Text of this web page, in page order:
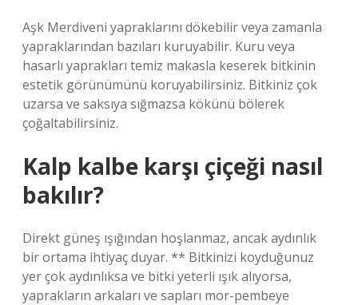
Aşk Merdiveni yapraklarını dökebilir veya zamanla
yapraklarından bazıları kuruyabilir. Kuru veya
hasarlı yaprakları temiz makasla keserek bitkinin
estetik görünümünü koruyabilirsiniz. Bitkiniz çok
uzarsa ve saksıya sığmazsa kökünü bölerek
çoğaltabilirsiniz.
Kalp kalbe karşı çiçeği nasıl
bakılır?
Direkt güneş ışığından hoşlanmaz, ancak aydınlık
bir ortama ihtiyaç duyar. ** Bitkinizi koyduğunuz
yer çok aydınlıksa ve bitki yeterli ışık alıyorsa,
yaprakların arkaları ve sapları mor-pembeye